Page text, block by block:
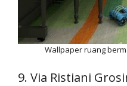
Wallpaper ruang
9. Via Ristiani